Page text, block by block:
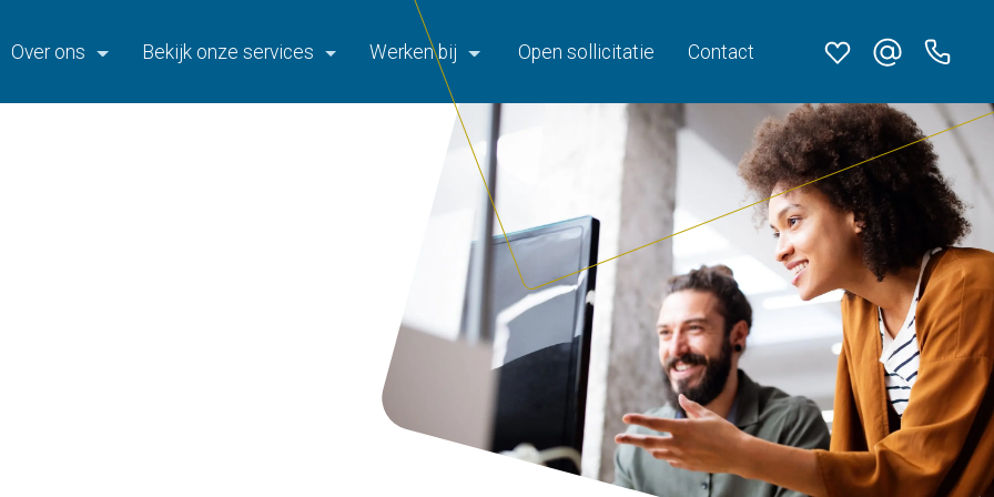
Over ons Bekijk onze services Werken bij Open sollicitatie Contact